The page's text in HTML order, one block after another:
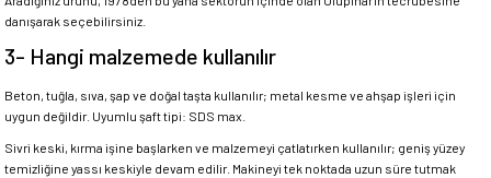
danışarak seçebilirsiniz.
3- Hangi malzemede kullanılır
Beton, tuğla, sıva, şap ve doğal taşta kullanılır; metal kesme ve ahşap işleri için
uygun değildir. Uyumlu şaft tipi: SDS max.
Sivri keski, kırma işine başlarken ve malzemeyi çatlatırken kullanılır; geniş yüzey
temizliğine yassı keskiyle devam edilir. Makineyi tek noktada uzun süre tutmak